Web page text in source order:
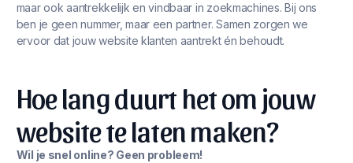
maar ook aantrekkelijk en vindbaar in zoekmachines. Bij ons
ben je geen nummer, maar een partner. Samen zorgen we
ervoor dat jouw website klanten aantrekt én behoudt.
Hoe lang duurt het om jouw
website te laten maken?
Wil je snel online? Geen probleem!